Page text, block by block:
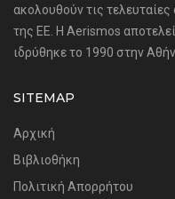
ακολουθούν τις
της ΕΕ. Η Aerismos
ιδρύθηκε το 1990 στην
SITEMAP
Αρχική
Βιβλιοθήκη
Πολιτική Απορρήτου